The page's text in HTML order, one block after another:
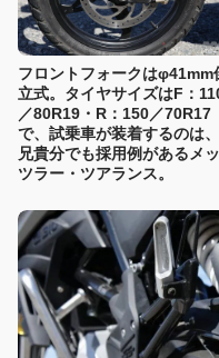
フロントフォークはφ41mm
立式。タイヤサイズはF：
／80R19・R：150／70R17
で、試乗車が装着するのは、
兄貴分でも採用例があるメッ
ツラー・ツアランス。